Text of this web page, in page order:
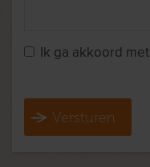
Ik ga akkoord met
Versturen